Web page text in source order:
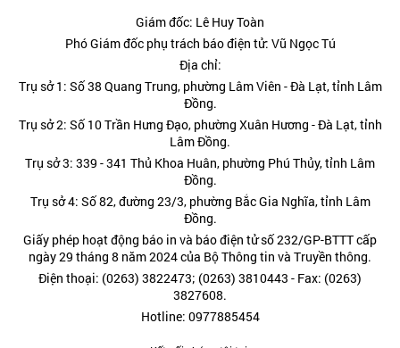
Giám đốc: Lê Huy Toàn
Phó Giám đốc phụ trách báo điện tử: Vũ Ngọc Tú
Địa chỉ:
Trụ sở 1: Số 38 Quang Trung, phường Lâm Viên - Đà Lạt, tỉnh Lâm
Đồng.
Trụ sở 2: Số 10 Trần Hưng Đạo, phường Xuân Hương - Đà Lạt, tỉnh
Lâm Đồng.
Trụ sở 3: 339 - 341 Thủ Khoa Huân, phường Phú Thủy, tỉnh Lâm
Đồng.
Trụ sở 4: Số 82, đường 23/3, phường Bắc Gia Nghĩa, tỉnh Lâm
Đồng.
Giấy phép hoạt động báo in và báo điện tử số 232/GP-BTTT cấp
ngày 29 tháng 8 năm 2024 của Bộ Thông tin và Truyền thông.
Điện thoại: (0263) 3822473; (0263) 3810443 - Fax: (0263)
3827608.
Hotline: 0977885454